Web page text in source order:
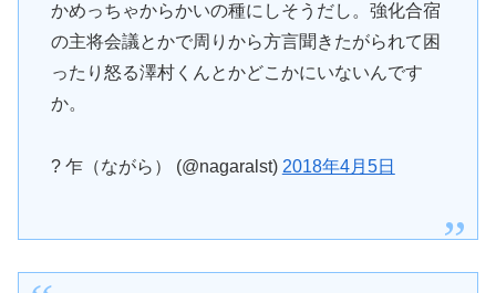
かめっちゃからかいの種にしそうだし。強化合宿
の主将会議とかで周りから方言聞きたがられて困
ったり怒る澤村くんとかどこかにいないんです
か。
? 乍（ながら） (@nagaralst) 2018年4月5日